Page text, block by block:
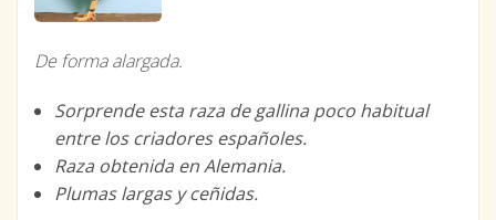
De forma alargada.
Sorprende esta raza de gallina poco habitual
entre los criadores españoles.
Raza obtenida en Alemania.
Plumas largas y ceñidas.